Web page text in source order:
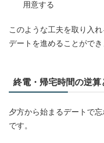
用意する
このような工夫を取り入
デートを進めることができ
終電・帰宅時間の逆算
夕方から始まるデートで
です。